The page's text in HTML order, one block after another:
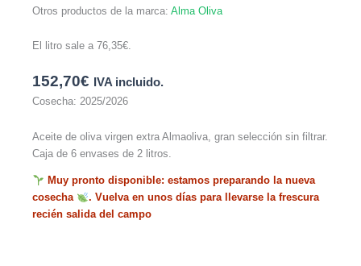
Otros productos de la marca: Alma Oliva
El litro sale a 76,35€.
152,70€ IVA incluido.
Cosecha: 2025/2026
Aceite de oliva virgen extra Almaoliva, gran selección sin filtrar.
Caja de 6 envases de 2 litros.
Muy pronto disponible: estamos preparando la nueva
cosecha
. Vuelva en unos días para llevarse la frescura
recién salida del campo